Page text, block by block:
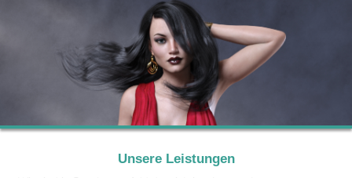
Unsere Leistungen